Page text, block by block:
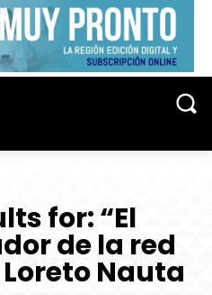
for:“El
de la red
Nauta